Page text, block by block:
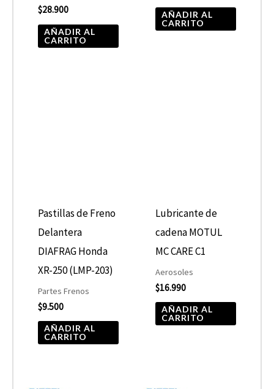
$28.900
AÑADIR AL
CARRITO
AÑADIR AL
CARRITO
Pastillas de Freno
Delantera
DIAFRAG Honda
XR-250 (LMP-203)
Partes Frenos
$9.500
AÑADIR AL
CARRITO
Lubricante de
cadena MOTUL
MC CARE C1
Aerosoles
$16.990
AÑADIR AL
CARRITO